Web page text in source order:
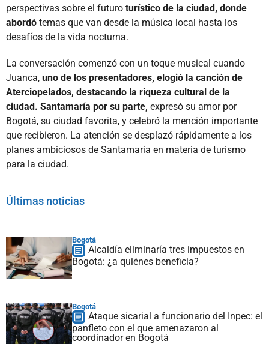
perspectivas sobre el futuro turístico de la ciudad, donde
abordó temas que van desde la música local hasta los
desafíos de la vida nocturna.
La conversación comenzó con un toque musical cuando
Juanca, uno de los presentadores, elogió la canción de
Aterciopelados, destacando la riqueza cultural de la
ciudad. Santamaría por su parte, expresó su amor por
Bogotá, su ciudad favorita, y celebró la mención importante
que recibieron. La atención se desplazó rápidamente a los
planes ambiciosos de Santamaria en materia de turismo
para la ciudad.
Últimas noticias
Bogotá
Alcaldía eliminaría tres impuestos en
Bogotá: ¿a quiénes beneficia?
Bogotá
Ataque sicarial a funcionario del Inpec: el
panfleto con el que amenazaron al
coordinador en Bogotá